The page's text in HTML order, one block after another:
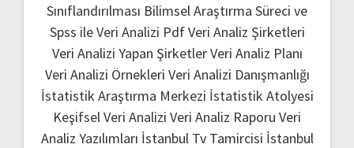
Sınıflandırılması Bilimsel Araştırma Süreci ve
Spss ile Veri Analizi PdfVeri Analiz Şirketleri
Veri Analizi Yapan ŞirketlerVeri Analiz Planı
Veri Analizi Örnekleri Veri Analizi Danışmanlığı
İstatistik Araştırma Merkezi İstatistik Atolyesi
Keşifsel Veri Analizi Veri Analiz Raporu Veri
Analiz Yazılımları İstanbul Tv Tamircisi İstanbul